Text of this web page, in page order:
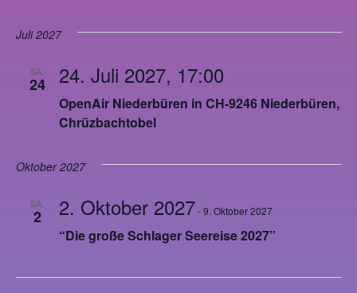
Juli 2027
SA.
24
OpenAir Niederbüren in CH-9246 Niederbüren,
Chrüzbachtobel
24. Juli 2027, 17:00
Oktober 2027
SA.
2
“Die große Schlager Seereise 2027”
2. Oktober 2027 -9. Oktober 2027